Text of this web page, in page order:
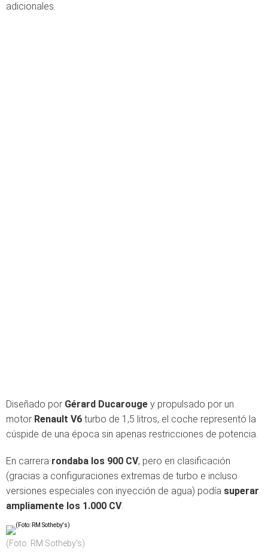
adicionales.
Diseñado por Gérard Ducarouge y propulsado por un
motor Renault V6 turbo de 1,5 litros, el coche representó la
cúspide de una época sin apenas restricciones de potencia.
En carrera rondaba los 900 CV, pero en clasificación
(gracias a configuraciones extremas de turbo e incluso
versiones especiales con inyección de agua) podía superar
ampliamente los 1.000 CV.
(Foto: RM Sotheby's)